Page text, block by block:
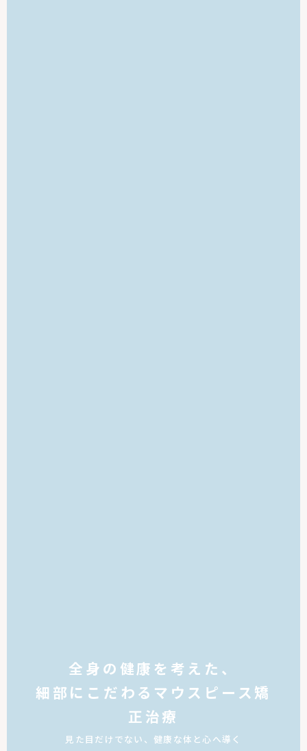
全身の健康を考えた、
細部にこだわるマウスピース矯
正治療
見た目だけでない、健康な体と心へ導く